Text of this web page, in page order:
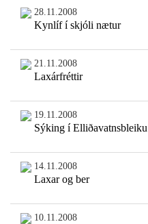
28.11.2008
Kynlíf í skjóli nætur
21.11.2008
Laxárfréttir
19.11.2008
Sýking í Elliðavatnsbleiku
14.11.2008
Laxar og ber
10.11.2008